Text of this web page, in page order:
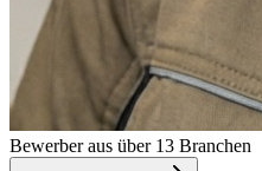
Bewerber aus über 13 Branchen